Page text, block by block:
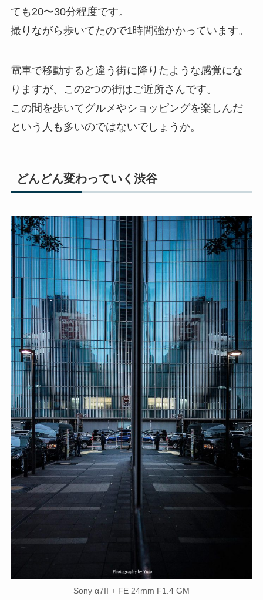
ても20〜30分程度です。
撮りながら歩いてたので1時間強かかっています。
電車で移動すると違う街に降りたような感覚にな
りますが、この2つの街はご近所さんです。
この間を歩いてグルメやショッピングを楽しんだ
という人も多いのではないでしょうか。
どんどん変わっていく渋谷
Sony α7II + FE 24mm F1.4 GM